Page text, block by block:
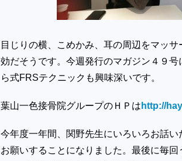
目じりの横、こめかみ、耳の周辺をマッ
効だそうです。今週発行のマガジン４９
ら式FRSテクニックも興味深いです。
葉山一色接骨院グループのＨＰは http://
今年度一年間、関野先生にいろいろお話
お願いすることになりました。最後に毎